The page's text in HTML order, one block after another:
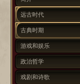
远古时代
古典时期
游戏和娱乐
政治哲学
戏剧和诗歌